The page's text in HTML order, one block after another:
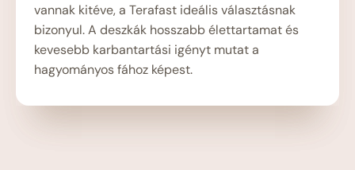
vannak kitéve, a Terafast ideális választásnak
bizonyul. A deszkák hosszabb élettartamat és
kevesebb karbantartási igényt mutat a
hagyományos fához képest.